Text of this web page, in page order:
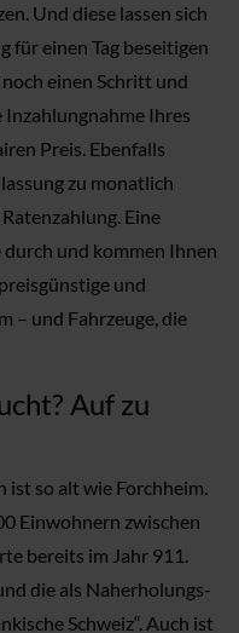
Und diese lassen sich
für einen Tag beseitigen
einen Schritt und
Inzahlungnahme Ihres
Preis. Ebenfalls
zu monatlich
Eine
und kommen Ihnen
und
– und Fahrzeuge, die
Auf zu
ist so alt wie Forchheim.
Einwohnern zwischen
bereits im Jahr 911.
die als Naherholungs-
Schweiz“. Auch ist